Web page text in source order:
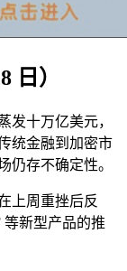
日）
发十万亿美元，
统金融到加密市
仍存不确定性。
上周重挫后反
等新型产品的推